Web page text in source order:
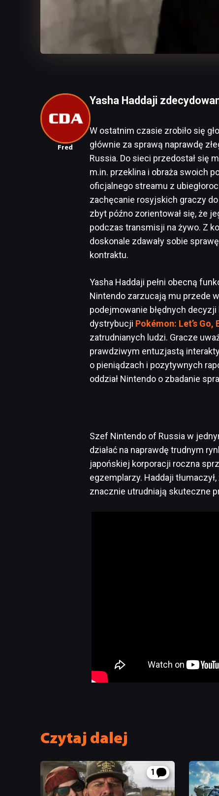
Fred
Yasha Haddaji
W ostatnim czasie zrobiło się
głównie za sprawą naprawdę
Russia. Do sieci przedostał się
m.in. przeklina i obraża swoich
oficjalnego streamu z
zachęcanie rosyjskich graczy
zbyt późno zorientował się, że
podczas transmisji na żywo. Z
doskonale zdawały sobie
kontraktu.
Yasha Haddaji pełni obecną
Nintendo zarzucają mu przede
podejmowanie błędnych
dystrybucji Pokémon: Let’s Go,
zatrudnianych ludzi. Gracze
prawdziwym entuzjastą
o pieniądzach i pozytywnych
oddział Nintendo o zbadanie
Szef Nintendo of Russia w
działać na naprawdę trudnym
japońskiej korporacji roczna
egzemplarzy. Haddaji
znacznie utrudniają skuteczne
Czytaj dalej
1